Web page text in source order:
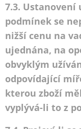
7.3. Ustanovení
podmínek se
nižší cenu na
ujednána, na
obvyklým
odpovídající
kterou zboží
vyplývá-li to z